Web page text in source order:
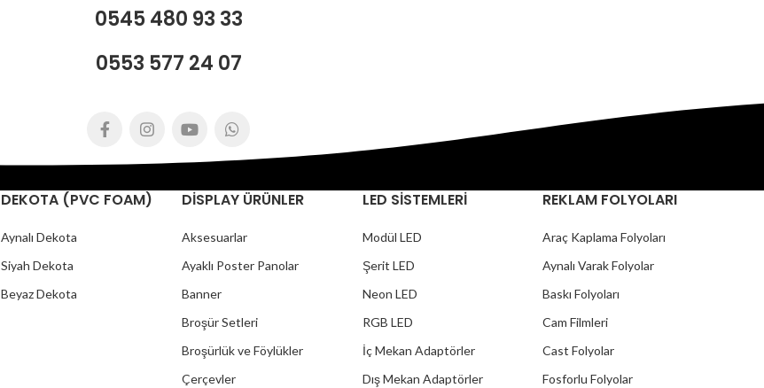
0545 480 93 33
0553 577 24 07
DEKOTA (PVC FOAM)
Aynalı Dekota
Siyah Dekota
Beyaz Dekota
DİSPLAY ÜRÜNLER
Aksesuarlar
Ayaklı Poster Panolar
Banner
Broşür Setleri
Broşürlük ve Föylükler
Çerçevler
LED SİSTEMLERİ
Modül LED
Şerit LED
Neon LED
RGB LED
İç Mekan Adaptörler
Dış Mekan Adaptörler
REKLAM FOLYOLARI
Araç Kaplama Folyoları
Aynalı Varak Folyolar
Baskı Folyoları
Cam Filmleri
Cast Folyolar
Fosforlu Folyolar